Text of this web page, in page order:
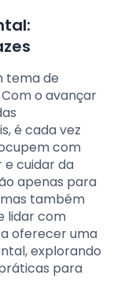
tema de
o avançar
é cada vez
com
cuidar da
apenas para
também
lidar com
oferecer uma
explorando
para